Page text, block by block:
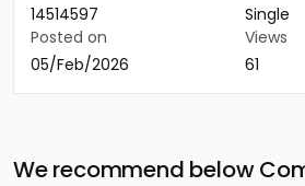
14514597
Single
Posted on
05/Feb/2026
Views
61
We recommend below